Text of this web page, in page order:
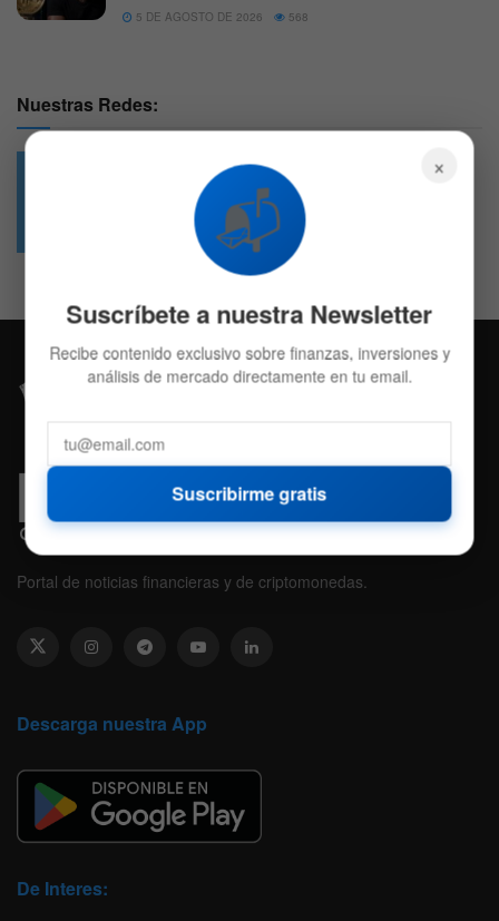
5 DE AGOSTO DE 2026 568
Nuestras Redes:
4.7k
Followers
Portal de noticias financieras y de criptomonedas.
Descarga nuestra App
De Interes:
×
📬
Suscríbete a nuestra Newsletter
Recibe contenido exclusivo sobre finanzas, inversiones y
análisis de mercado directamente en tu email.
Suscribirme gratis